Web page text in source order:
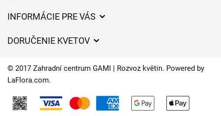
INFORMÁCIE PRE VÁS
Časy doručenia kvetov – prehľad možností
DORUČENIE KVETOV
Kam doručujeme kvety
Kontaktujte nás
© 2017 Zahradní centrum GAMI | Rozvoz květin. Powered by
LaFlora.com.